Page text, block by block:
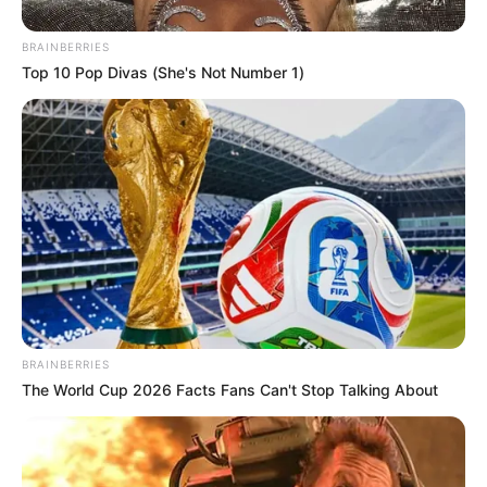
madrugada.
El aumento súbito del caudal arrastró lodo, piedras y
material vegetal, lo que provocó la obstrucción parcial
de la vía que conduce hacia el Cañón del Combeima, un
corredor turístico y ecológico de gran importancia para la
región. En varios puntos de la carretera también se
reportó la caída de árboles y ramas, lo que agravó las
dificultades para la movilidad y el acceso de los
organismos de socorro.
BRAINBERRIES
Top 10 Pop Divas (She's Not Number 1)
BRAINBERRIES
The World Cup 2026 Facts Fans Can't Stop Talking About